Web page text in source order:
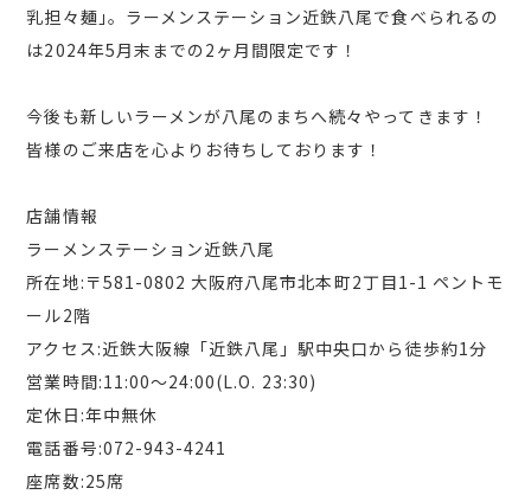
乳担々麺｣。ラーメンステーション近鉄八尾で食べられるの
は2024年5月末までの2ヶ月間限定です！
今後も新しいラーメンが八尾のまちへ続々やってきます！
皆様のご来店を心よりお待ちしております！
店舗情報
ラーメンステーション近鉄八尾
所在地: 〒581-0802 大阪府八尾市北本町2丁目1-1 ペントモ
ール2階
アクセス:近鉄大阪線「近鉄八尾」駅中央口から徒歩約1分
営業時間:11:00〜24:00(L.O. 23:30)
定休日:年中無休
電話番号:072-943-4241
座席数:25席